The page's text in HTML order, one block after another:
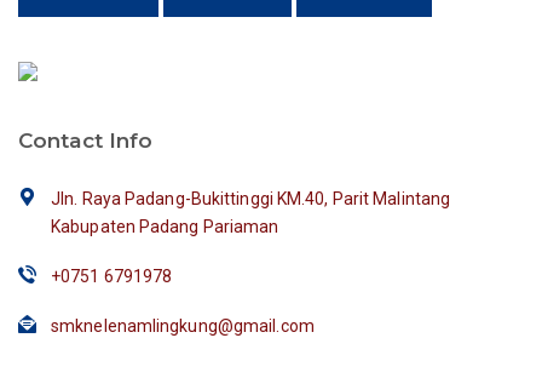
Contact Info
Jln. Raya Padang-Bukittinggi KM.40, Parit Malintang
Kabupaten Padang Pariaman
+0751 6791978
smknelenamlingkung@gmail.com